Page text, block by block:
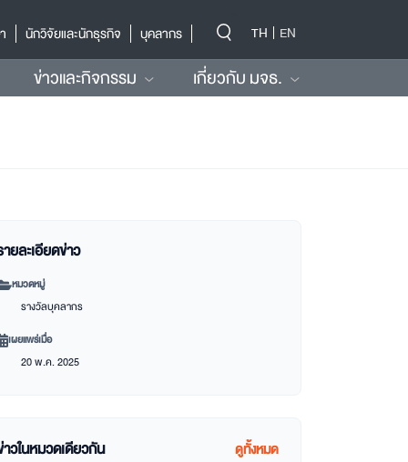
นักวิจัยและนักธุรกิจ บุคลากร TH EN
ข่าวและกิจกรรม เกี่ยวกับ มจธ.
ยละเอียดข่าว
หมวดหมู่
รางวัลบุคลากร
เผยแพร่เมื่อ
20 พ.ค. 2025
วในหมวดเดียวกัน ดูทั้งหมด